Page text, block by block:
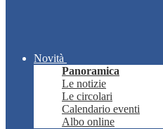
Novità
Panoramica
Le notizie
Le circolari
Calendario eventi
Albo online